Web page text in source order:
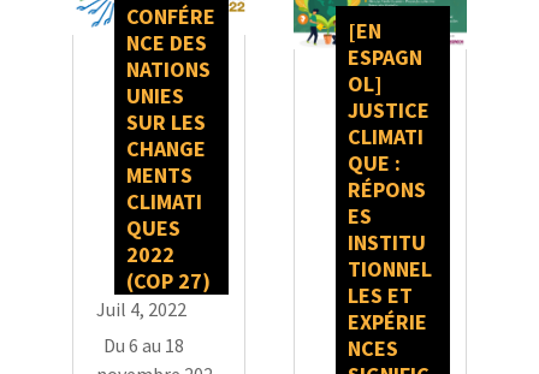
CONFÉRE
NCE DES
NATIONS
UNIES
SUR LES
CHANGE
MENTS
CLIMATI
QUES
2022
(COP 27)
Juil 4, 2022
Du 6 au 18
[EN
ESPAGN
OL]
JUSTICE
CLIMATI
QUE :
RÉPONS
ES
INSTITU
TIONNEL
LES ET
EXPÉRIE
NCES